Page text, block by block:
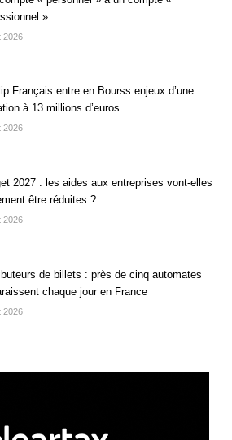
»
2026
Français entre en Bourss enjeux d’une
à 13 millions d’euros
2026
2027 : les aides aux entreprises vont-elles
être réduites ?
2026
de billets : près de cinq automates
chaque jour en France
2026